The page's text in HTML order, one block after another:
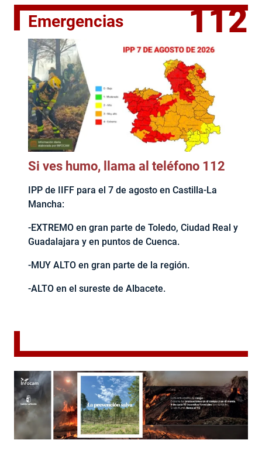
Emergencias 112
Si ves humo, llama al teléfono 112
IPP de IIFF para el 7 de agosto en Castilla-La
Mancha:
-EXTREMO en gran parte de Toledo, Ciudad Real y
Guadalajara y en puntos de Cuenca.
-MUY ALTO en gran parte de la región.
-ALTO en el sureste de Albacete.